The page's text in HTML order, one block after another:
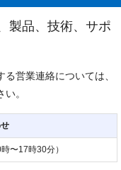
製品、技術、サポ
営業連絡については、
。
〜17時30分）